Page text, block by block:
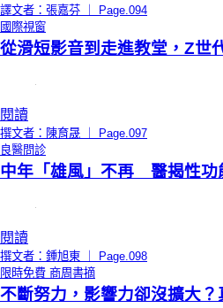
譯文者：張嘉芬 ｜ Page.094
國際視窗
從滑短影音到走進教堂，Z世
閱讀
撰文者：陳育晟 ｜ Page.097
良醫問診
中年「雄風」不再 醫揭性功
閱讀
撰文者：鍾旭東 ｜ Page.098
限時免費 商周書摘
不斷努力，影響力卻沒擴大